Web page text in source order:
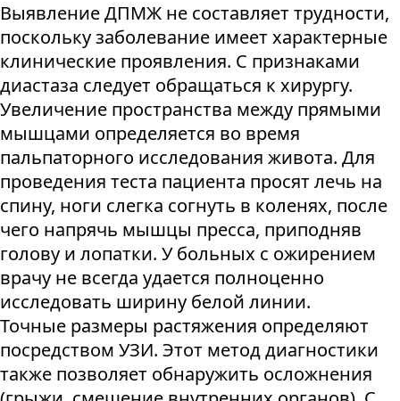
Выявление ДПМЖ не составляет трудности,
поскольку заболевание имеет характерные
клинические проявления. С признаками
диастаза следует обращаться к хирургу.
Увеличение пространства между прямыми
мышцами определяется во время
пальпаторного исследования живота. Для
проведения теста пациента просят лечь на
спину, ноги слегка согнуть в коленях, после
чего напрячь мышцы пресса, приподняв
голову и лопатки. У больных с ожирением
врачу не всегда удается полноценно
исследовать ширину белой линии.
Точные размеры растяжения определяют
посредством УЗИ. Этот метод диагностики
также позволяет обнаружить осложнения